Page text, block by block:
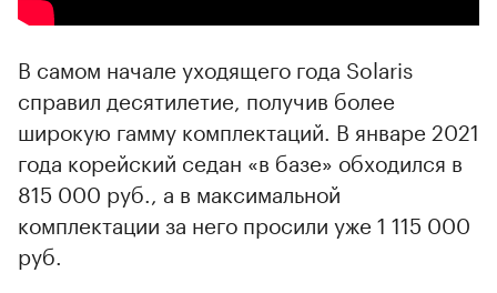
В самом начале уходящего года Solaris
справил десятилетие, получив более
широкую гамму комплектаций. В январе 2021
года корейский седан «в базе» обходился в
815 000 руб., а в максимальной
комплектации за него просили уже 1 115 000
руб.